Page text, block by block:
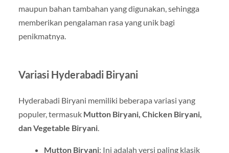
maupun bahan tambahan yang digunakan, sehingga
memberikan pengalaman rasa yang unik bagi
penikmatnya.
Variasi Hyderabadi Biryani
Hyderabadi Biryani memiliki beberapa variasi yang
populer, termasuk Mutton Biryani, Chicken Biryani,
dan Vegetable Biryani.
Mutton Biryani: Ini adalah versi paling klasik